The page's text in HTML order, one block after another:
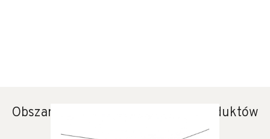
Obszary zastosowania naszych produktów